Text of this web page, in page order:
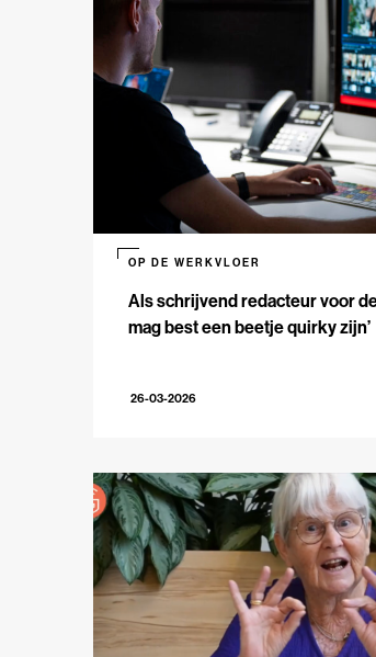
Als schrijvend redacteur voor de
mag best een beetje quirky zijn’
OP DE WERKVLOER
26-03-2026